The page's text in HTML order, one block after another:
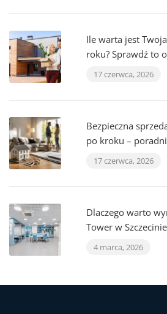
Ile warta jest
roku? Sprawdź to
17 czerwca, 2026
Bezpieczna
po kroku –
17 czerwca, 2026
Dlaczego warto
Tower w
4 marca, 2026